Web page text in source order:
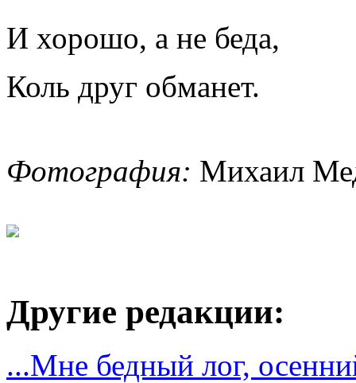
И хорошо, а не беда,
Коль друг обманет.
Фотография: Михаил
Другие редакции:
...Мне бедный лог,